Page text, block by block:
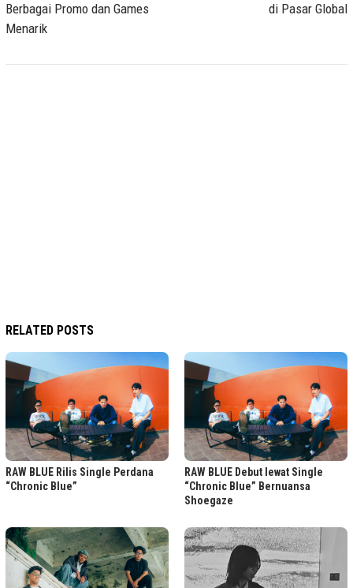
Berbagai Promo dan Games
Menarik
di Pasar Global
RELATED POSTS
RAW BLUE Rilis Single Perdana
“Chronic Blue”
RAW BLUE Debut lewat Single
“Chronic Blue” Bernuansa
Shoegaze